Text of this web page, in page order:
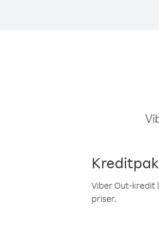
Viber Out-kredit
priser.